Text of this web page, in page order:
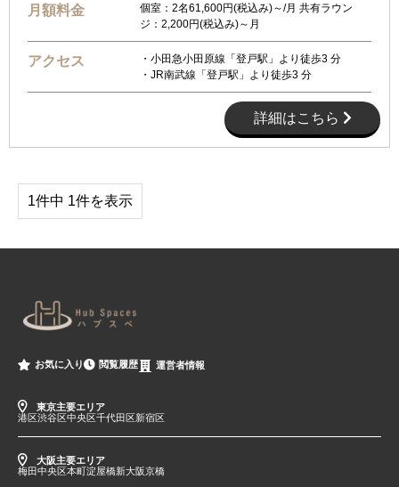
月額料金
個室：2名61,600円(税込み)～/月 共有ラウン
ジ：2,200円(税込み)～月
アクセス
・小田急小田原線「登戸駅」より徒歩3 分
・JR南武線「登戸駅」より徒歩3 分
詳細はこちら
1件中 1件を表示
お気に入り 閲覧履歴 運営者情報
東京主要エリア
港区渋谷区中央区千代田区新宿区
大阪主要エリア
梅田中央区本町淀屋橋新大阪京橋